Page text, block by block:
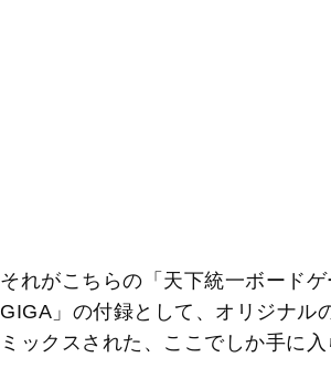
それがこちらの「天下統一ボード
GIGA」の付録として、オリジナル
ミックスされた、ここでしか手に